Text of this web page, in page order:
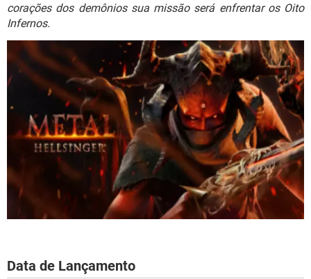
corações dos demônios sua missão será enfrentar os Oito
Infernos.
Data de Lançamento